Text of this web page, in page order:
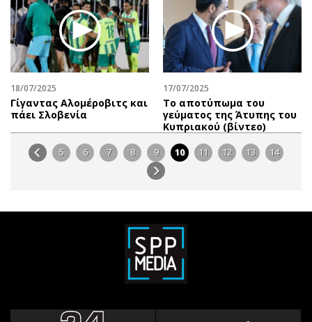
18/07/2025
Γίγαντας Αλομέροβιτς και
πάει Σλοβενία
17/07/2025
Το αποτύπωμα του
γεύματος της Άτυπης του
Κυπριακού (βίντεο)
5 6 7 8 9 10 11 12 13 14